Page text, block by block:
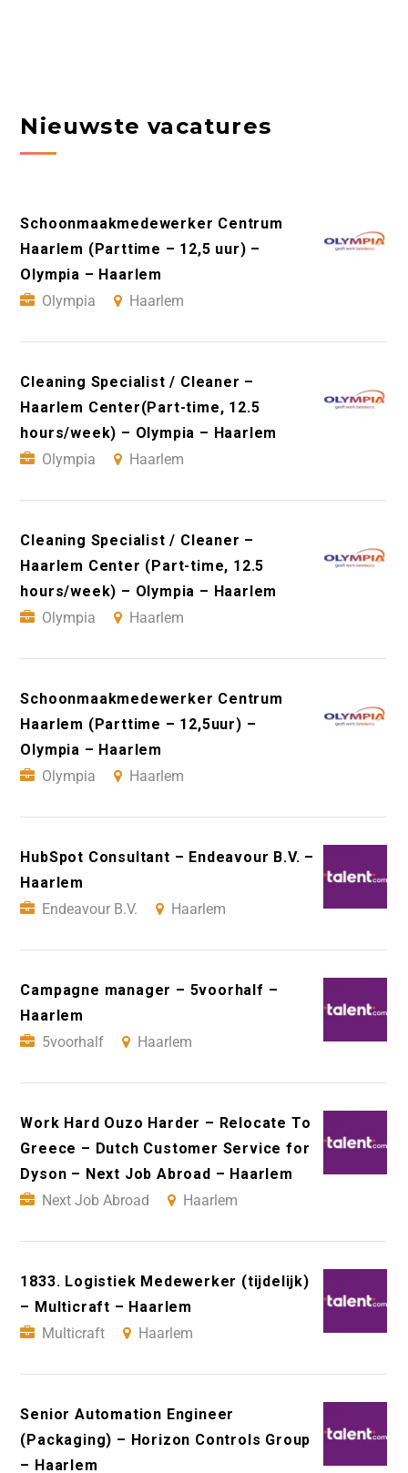
Nieuwste vacatures
Schoonmaakmedewerker Centrum
Haarlem (Parttime – 12,5 uur) –
Olympia – Haarlem
Olympia
Haarlem
Cleaning Specialist / Cleaner –
Haarlem Center(Part-time, 12.5
hours/week) – Olympia – Haarlem
Olympia
Haarlem
Cleaning Specialist / Cleaner –
Haarlem Center (Part-time, 12.5
hours/week) – Olympia – Haarlem
Olympia
Haarlem
Schoonmaakmedewerker Centrum
Haarlem (Parttime – 12,5uur) –
Olympia – Haarlem
Olympia
Haarlem
HubSpot Consultant – Endeavour B.V. –
Haarlem
Endeavour B.V.
Haarlem
Campagne manager – 5voorhalf –
Haarlem
5voorhalf
Haarlem
Work Hard Ouzo Harder – Relocate To
Greece – Dutch Customer Service for
Dyson – Next Job Abroad – Haarlem
Next Job Abroad
Haarlem
1833. Logistiek Medewerker (tijdelijk)
– Multicraft – Haarlem
Multicraft
Haarlem
Senior Automation Engineer
(Packaging) – Horizon Controls Group
– Haarlem